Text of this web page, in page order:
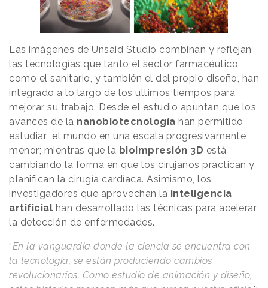
Las imágenes de Unsaid Studio combinan y reflejan
las tecnologías que tanto el sector farmacéutico
como el sanitario, y también el del propio diseño, han
integrado a lo largo de los últimos tiempos para
mejorar su trabajo. Desde el estudio apuntan que los
avances de la nanobiotecnología han permitido
estudiar el mundo en una escala progresivamente
menor; mientras que la bioimpresión 3D está
cambiando la forma en que los cirujanos practican y
planifican la cirugía cardíaca. Asimismo, los
investigadores que aprovechan la inteligencia
artificial han desarrollado las técnicas para acelerar
la detección de enfermedades.
“En la vanguardia donde la ciencia se encuentra con
la tecnología, se están produciendo cambios
revolucionarios. Como estudio de animación y diseño,